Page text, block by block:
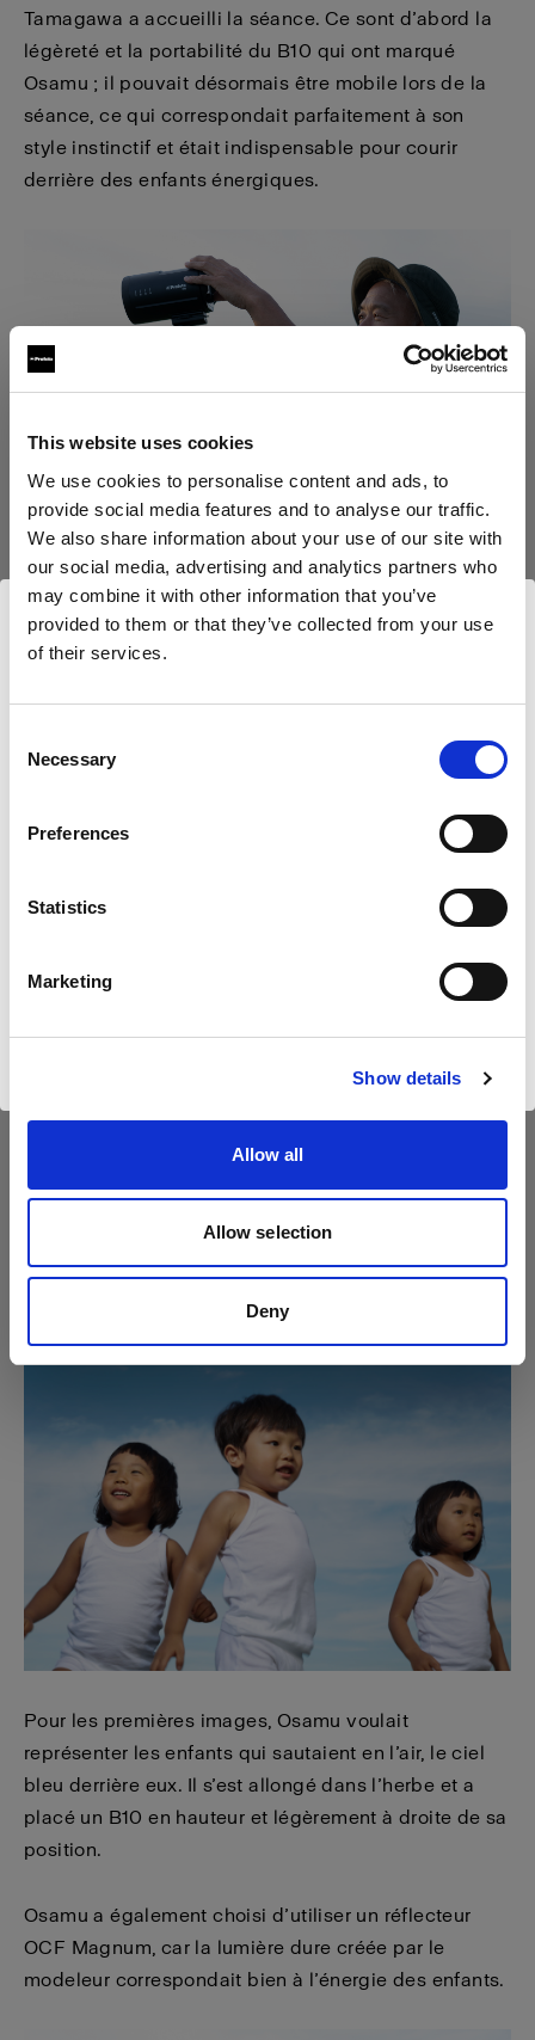
This website uses cookies
We use cookies to personalise content and ads, to
provide social media features and to analyse our traffic.
We also share information about your use of our site with
our social media, advertising and analytics partners who
may combine it with other information that you’ve
provided to them or that they’ve collected from your use
of their services.
Selection
Necessary
Preferences
Statistics
Marketing
Show details
Allow all
Allow selection
Deny
Nouspensons
United States
Langue
Tamagawa a accueilli la séance. Ce sont d’abord la
légèreté et la portabilité du B10 qui ont marqué
Osamu ; il pouvait désormais être mobile lors de la
séance, ce qui correspondait parfaitement à son
style instinctif et était indispensable pour courir
derrière des enfants énergiques.
« Cette séance va être très chaotique », a ajouté
Osamu. « Dix enfants et leurs parents se déplaçant
déplacer vite. »
Une séance sous un ciel bleu
Pour les premières images, Osamu voulait
représenter les enfants qui sautaient en l’air, le ciel
bleu derrière eux. Il s’est allongé dans l’herbe et a
placé un B10 en hauteur et légèrement à droite de sa
position.
Osamu a également choisi d’utiliser un réflecteur
OCF Magnum, car la lumière dure créée par le
modeleur correspondait bien à l’énergie des enfants.